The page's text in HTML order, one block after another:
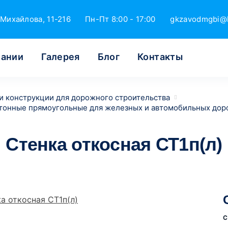
11-216 Пн-Пт 8:00 - 17:00
Галерея Блог Контакты
для дорожного строительства
прямоугольные для железных и автомобильных
Стенка откосная СТ1п(л)